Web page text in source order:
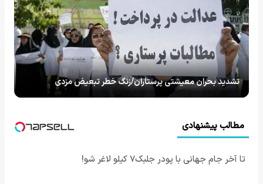
تشدید بحران معیشتی پرستاران/زنگ خطر تبعیض مزدی
مطالب پیشنهادی
تا آخر جام جهانی با پودر جلبک7 کیلو لاغر شو!